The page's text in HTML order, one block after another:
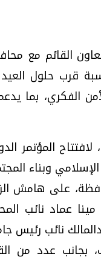
القائم مع
قرب حلول
الفكري، بما
المؤتمر
وبناء
على هامش
عماد نائب
نائب رئيس
بجانب عدد من
دليلك للتنسيق
وإجابات
السبت، 01 اغسطس 2026 10:25 ص